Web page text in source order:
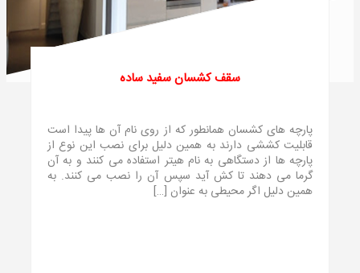
سقف کشسان سفید ساده
پارچه های کشسان همانطور که از روی نام آن ها پیدا است
قابلیت کششی دارند به همین دلیل برای نصب این نوع از
پارچه ها از دستگاهی به نام هیتر استفاده می کنند و به آن
گرما می دهند تا کش آید سپس آن را نصب می کنند. به
همین دلیل اگر محیطی به عنوان […]